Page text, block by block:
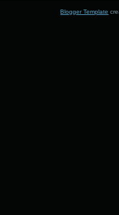
Blogger Template